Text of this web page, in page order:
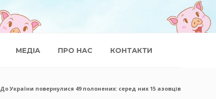
МЕДІА ПРО НАС КОНТАКТИ
До України повернулися 49 полонених: серед них 15 азовців